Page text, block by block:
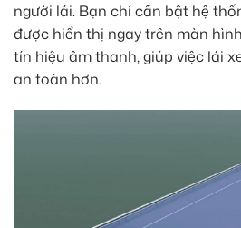
người lái. Bạn chỉ cần bật hệ
được hiển thị ngay trên màn
tín hiệu âm thanh, giúp việc lái
an toàn hơn.